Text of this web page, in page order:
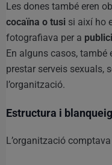
Les dones també eren
cocaïna o tusi si així ho
fotografiava per a
En alguns casos,
prestar serveis sexuals,
l’organització.
Estructura i
L’organització